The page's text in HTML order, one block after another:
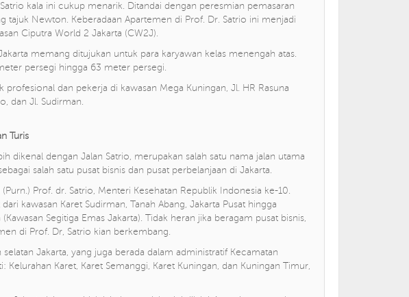
kala ini cukup menarik. Ditandai dengan peresmian pemasaran
tajuk Newton. Keberadaan Apartemen di Prof. Dr. Satrio ini menjadi
Ciputra World 2 Jakarta (CW2J).
memang ditujukan untuk para karyawan kelas menengah atas.
persegi hingga 63 meter persegi.
dan pekerja di kawasan Mega Kuningan, Jl. HR Rasuna
dan Jl. Sudirman.
Turis
dikenal dengan Jalan Satrio, merupakan salah satu nama jalan utama
salah satu pusat bisnis dan pusat perbelanjaan di Jakarta.
Prof. dr. Satrio, Menteri Kesehatan Republik Indonesia ke-10.
kawasan Karet Sudirman, Tanah Abang, Jakarta Pusat hingga
Segitiga Emas Jakarta). Tidak heran jika beragam pusat bisnis,
di Prof. Dr, Satrio kian berkembang.
Jakarta, yang juga berada dalam administratif Kecamatan
Kelurahan Karet, Karet Semanggi, Karet Kuningan, dan Kuningan Timur,